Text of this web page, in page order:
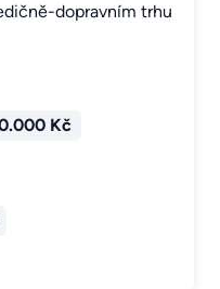
dopravním trhu
Kč